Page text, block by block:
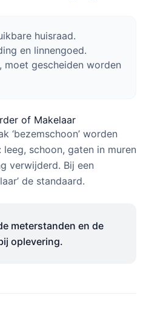
huisraad.
en linnengoed.
moet gescheiden worden
of Makelaar
‘bezemschoon’ worden
schoon, gaten in muren
verwijderd. Bij een
de standaard.
meterstanden en de
oplevering.